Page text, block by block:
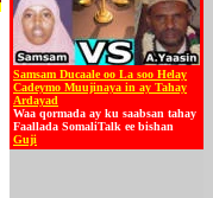
Samsam Ducaale oo La soo Helay
Cadeymo Muujinaya in ay Tahay
Ardayad
Waa qormada ay ku saabsan tahay
Faallada SomaliTalk ee bishan
Guji